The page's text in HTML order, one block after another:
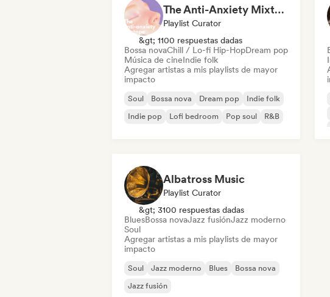
The Anti-Anxiety Mixtape
Playlist Curator
&gt; 1100 respuestas dadas
Bossa novaChill / Lo-fi Hip-HopDream pop
Música de cineIndie folk
Agregar artistas a mis playlists de mayor
impacto
Soul Bossa nova Dream pop
Indie folk
Indie pop
Lofi bedroom Pop soul R&B
Albatross Music
Playlist Curator
&gt; 3100 respuestas dadas
BluesBossa novaJazz fusiónJazz moderno
Soul
Agregar artistas a mis playlists de mayor
impacto
Soul Jazz moderno Blues
Bossa nova
Jazz fusión